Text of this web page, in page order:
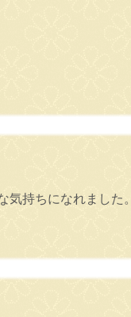
持ちになれました。